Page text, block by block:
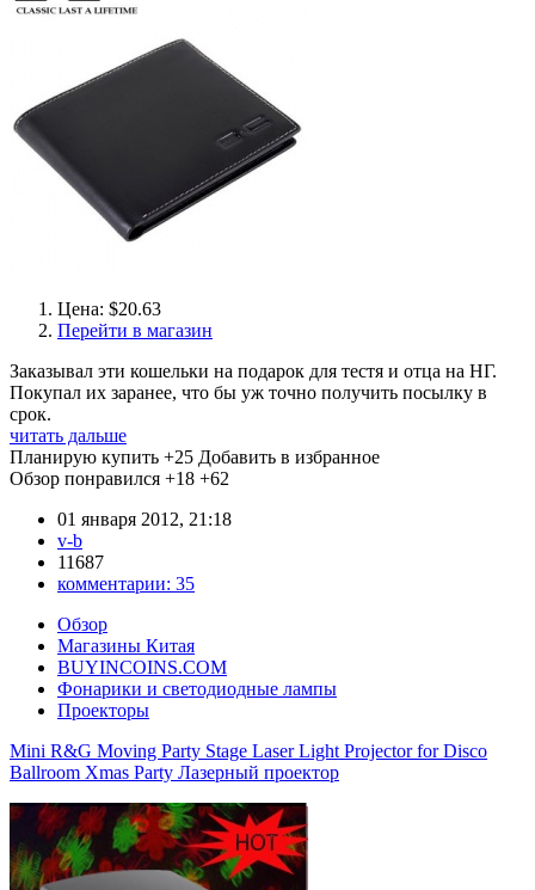
Цена: $20.63
Перейти в магазин
Заказывал эти кошельки на подарок для тестя и отца на НГ.
Покупал их заранее, что бы уж точно получить посылку в
срок.
читать дальше
Планирую купить +25 Добавить в избранное
Обзор понравился +18 +62
01 января 2012, 21:18
v-b
11687
комментарии: 35
Обзор
Магазины Китая
BUYINCOINS.COM
Фонарики и светодиодные лампы
Проекторы
Mini R&G Moving Party Stage Laser Light Projector for Disco
Ballroom Xmas Party Лазерный проектор